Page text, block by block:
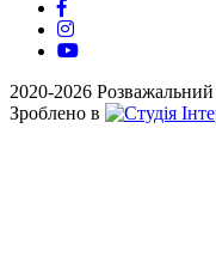
2020-2026 Розважальний
Зроблено в